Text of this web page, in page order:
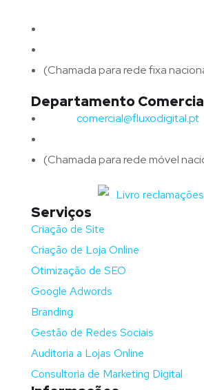
(Chamada para rede fixa
Departamento
comercial@fluxodigital.pt
(Chamada para rede móvel
Serviços
Criação de Site
Criação de Loja Online
Otimização de SEO
Google Adwords
Branding
Gestão de Redes Sociais
Auditoria a Lojas Online
Consultoria de Marketing Digital